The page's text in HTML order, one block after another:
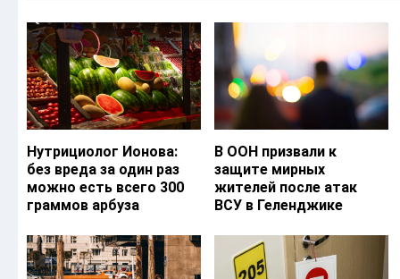
Нутрициолог Ионова:
без вреда за один раз
можно есть всего 300
граммов арбуза
В ООН призвали к
защите мирных
жителей после атак
ВСУ в Геленджике